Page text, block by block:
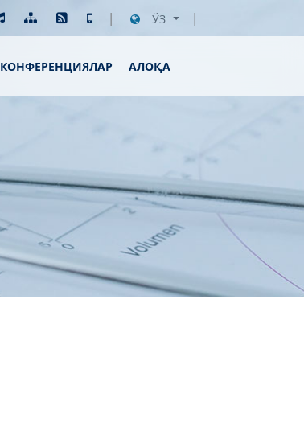
ЎЗ
КОНФЕРЕНЦИЯЛАР АЛОҚА